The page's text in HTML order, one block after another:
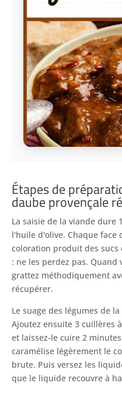
Étapes de
daube provençale
La saisie de la viande dure
l'huile d'olive. Chaque face
coloration produit des
: ne les perdez pas. Quand
grattez méthodiquement
récupérer.
Le suage des légumes de
Ajoutez ensuite 3 cuillères
et laissez-le cuire 2
caramélise légèrement le
brute. Puis versez les
que le liquide recouvre à